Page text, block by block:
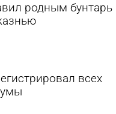
родным бунтарь
всех